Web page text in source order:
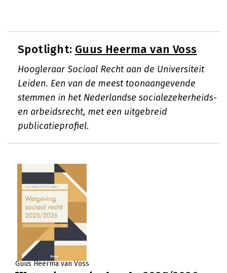
Spotlight: Guus Heerma van Voss
Hoogleraar Sociaal Recht aan de Universiteit
Leiden. Een van de meest toonaangevende
stemmen in het Nederlandse socialezekerheids-
en arbeidsrecht, met een uitgebreid
publicatieprofiel.
Guus Heerma van Voss